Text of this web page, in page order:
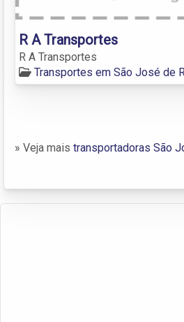
R A Transportes
R A Transportes
Transportes em São José de
» Veja mais transportadoras São